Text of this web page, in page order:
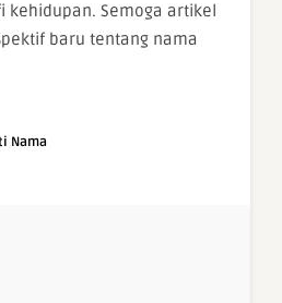
kehidupan. Semoga artikel
baru tentang nama
Nama